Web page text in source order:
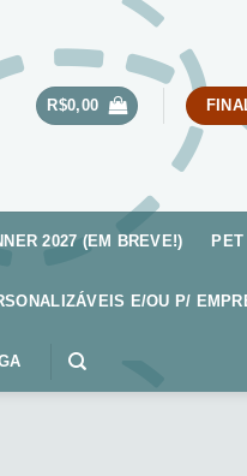
R$0,00
2027 (EM BREVE!)
E/OU P/